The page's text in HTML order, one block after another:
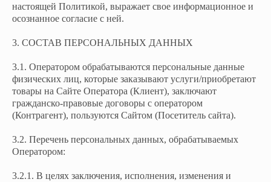
настоящей Политикой, выражает свое информационное и
осознанное согласие с ней.
3. СОСТАВ ПЕРСОНАЛЬНЫХ ДАННЫХ
3.1. Оператором обрабатываются персональные данные
физических лиц, которые заказывают услуги/приобретают
товары на Сайте Оператора (Клиент), заключают
гражданско-правовые договоры с оператором
(Контрагент), пользуются Сайтом (Посетитель сайта).
3.2. Перечень персональных данных, обрабатываемых
Оператором:
3.2.1. В целях заключения, исполнения, изменения и